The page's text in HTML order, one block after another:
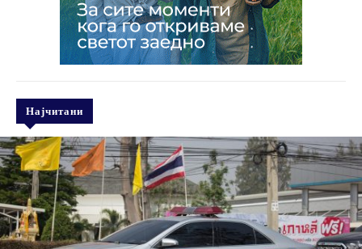
Најчитани